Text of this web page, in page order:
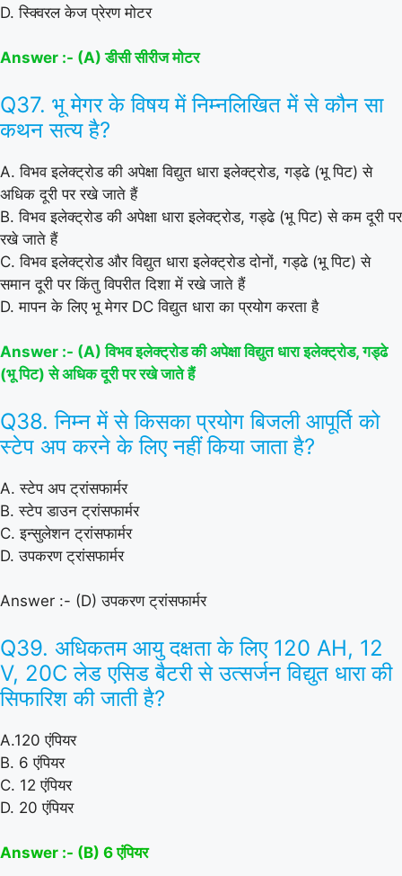
D. स्क्विरल केज प्रेरण मोटर
Answer :- (A) डीसी सीरीज मोटर
Q37. भू मेगर के विषय में निम्नलिखित में से कौन सा
कथन सत्य है?
A. विभव इलेक्ट्रोड की अपेक्षा विद्युत धारा इलेक्ट्रोड, गड्ढे (भू पिट) से
अधिक दूरी पर रखे जाते हैं
B. विभव इलेक्ट्रोड की अपेक्षा धारा इलेक्ट्रोड, गड्ढे (भू पिट) से कम दूरी पर
रखे जाते हैं
C. विभव इलेक्ट्रोड और विद्युत धारा इलेक्ट्रोड दोनों, गड्ढे (भू पिट) से
समान दूरी पर किंतु विपरीत दिशा में रखे जाते हैं
D. मापन के लिए भू मेगर DC विद्युत धारा का प्रयोग करता है
Answer :- (A) विभव इलेक्ट्रोड की अपेक्षा विद्युत धारा इलेक्ट्रोड, गड्ढे
(भू पिट) से अधिक दूरी पर रखे जाते हैं
Q38. निम्न में से किसका प्रयोग बिजली आपूर्ति को
स्टेप अप करने के लिए नहीं किया जाता है?
A. स्टेप अप ट्रांसफार्मर
B. स्टेप डाउन ट्रांसफार्मर
C. इन्सुलेशन ट्रांसफार्मर
D. उपकरण ट्रांसफार्मर
Answer :- (D) उपकरण ट्रांसफार्मर
Q39. अधिकतम आयु दक्षता के लिए 120 AH, 12
V, 20C लेड एसिड बैटरी से उत्सर्जन विद्युत धारा की
सिफारिश की जाती है?
A.120 एंपियर
B. 6 एंपियर
C. 12 एंपियर
D. 20 एंपियर
Answer :- (B) 6 एंपियर